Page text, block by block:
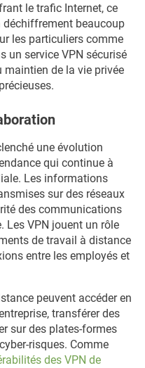
le trafic Internet, ce
beaucoup
les particuliers comme
un service VPN sécurisé
maintien de la vie privée
une évolution
qui continue à
Les informations
sur des réseaux
des communications
Les VPN jouent un rôle
de travail à distance
entre les employés et
peuvent accéder en
transférer des
sur des plates-formes
risques. Comme
des VPN de